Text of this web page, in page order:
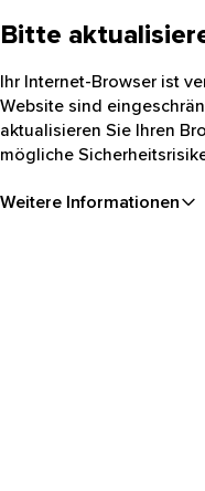
Bitte
Ihr Internet-Browser ist
Website sind
aktualisieren Sie Ihren
mögliche
Weitere Informationen